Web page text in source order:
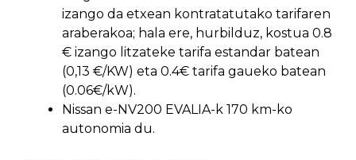
izango da etxean kontratatutako tarifaren
araberakoa; hala ere, hurbilduz, kostua 0.8
€ izango litzateke tarifa estandar batean
(0,13 €/KW) eta 0.4€ tarifa gaueko batean
(0.06€/kW).
Nissan e-NV200 EVALIA-k 170 km-ko
autonomia du.